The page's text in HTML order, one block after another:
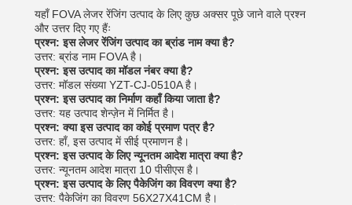
यहाँ FOVA लेजर रेंजिंग उत्पाद के लिए कुछ अक्सर पूछे जाने वाले प्रश्न
और उत्तर दिए गए हैंः
प्रश्न: इस लेजर रेंजिंग उत्पाद का ब्रांड नाम क्या है?
उत्तर: ब्रांड नाम FOVA है।
प्रश्न: इस उत्पाद का मॉडल नंबर क्या है?
उत्तर: मॉडल संख्या YZT-CJ-0510A है।
प्रश्न: इस उत्पाद का निर्माण कहाँ किया जाता है?
उत्तर: यह उत्पाद शेन्ज़ेन में निर्मित है।
प्रश्न: क्या इस उत्पाद का कोई प्रमाण पत्र है?
उत्तर: हाँ, इस उत्पाद में सीई प्रमाणन है।
प्रश्न: इस उत्पाद के लिए न्यूनतम आदेश मात्रा क्या है?
उत्तर: न्यूनतम आदेश मात्रा 10 पीसीएस है।
प्रश्न: इस उत्पाद के लिए पैकेजिंग का विवरण क्या है?
उत्तर: पैकेजिंग का विवरण 56X27X41CM है।